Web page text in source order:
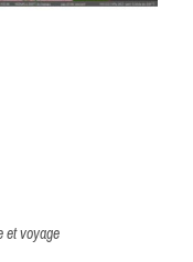
et voyage